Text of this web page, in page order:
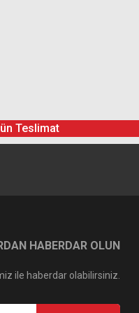
Teslimat
HABERDAR OLUN
ile haberdar olabilirsiniz.